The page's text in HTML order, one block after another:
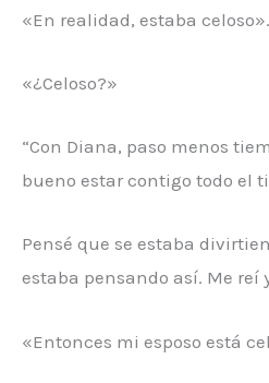
«En realidad, estaba celoso».
«¿Celoso?»
“Con Diana, paso menos
bueno estar contigo todo el
Pensé que se estaba
estaba pensando así. Me reí
«Entonces mi esposo está